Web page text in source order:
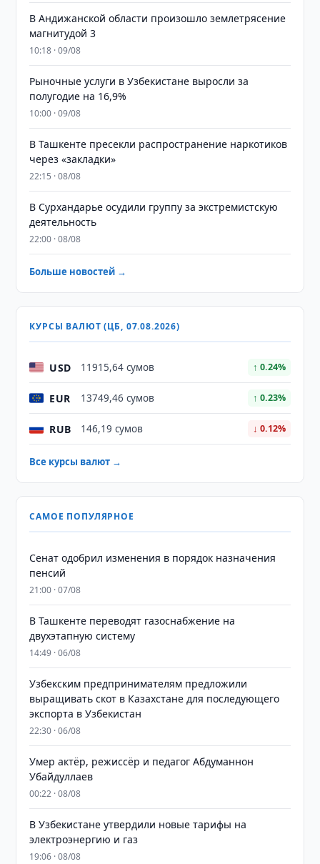
В Андижанской области произошло землетрясение
магнитудой 3
10:18 · 09/08
Рыночные услуги в Узбекистане выросли за
полугодие на 16,9%
10:00 · 09/08
В Ташкенте пресекли распространение наркотиков
через «закладки»
22:15 · 08/08
В Сурхандарье осудили группу за экстремистскую
деятельность
22:00 · 08/08
Больше новостей →
КУРСЫ ВАЛЮТ (ЦБ, 07.08.2026)
USD 11915,64 сумов ↑ 0.24%
EUR 13749,46 сумов ↑ 0.23%
RUB 146,19 сумов ↓ 0.12%
Все курсы валют →
САМОЕ ПОПУЛЯРНОЕ
Сенат одобрил изменения в порядок назначения
пенсий
21:00 · 07/08
В Ташкенте переводят газоснабжение на
двухэтапную систему
14:49 · 06/08
Узбекским предпринимателям предложили
выращивать скот в Казахстане для последующего
экспорта в Узбекистан
22:30 · 06/08
Умер актёр, режиссёр и педагог Абдуманнон
Убайдуллаев
00:22 · 08/08
В Узбекистане утвердили новые тарифы на
электроэнергию и газ
19:06 · 08/08